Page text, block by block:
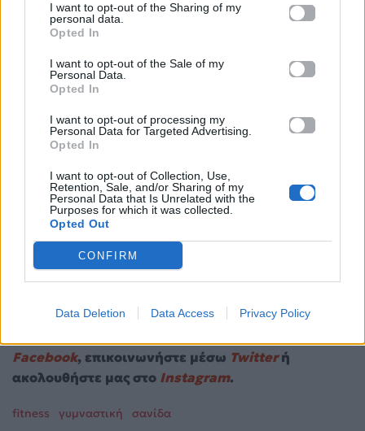
I want to opt-out of the Sharing of my
personal data.
Opted In
I want to opt-out of the Sale of my
Personal Data.
Opted In
I want to opt-out of processing my
Personal Data for Targeted Advertising.
Opted In
I want to opt-out of Collection, Use,
Retention, Sale, and/or Sharing of my
Personal Data that Is Unrelated with the
Purposes for which it was collected.
Opted Out
CONFIRM
Data Deletion Data Access Privacy Policy
Για σχόλια, μηνύματα ή φωτογραφικό υλικό
Facebook, επικοινωνήστε μέσω Twitterή
ακολουθήστε μας στο Instagram.
fitness γυμναστική σανίδα